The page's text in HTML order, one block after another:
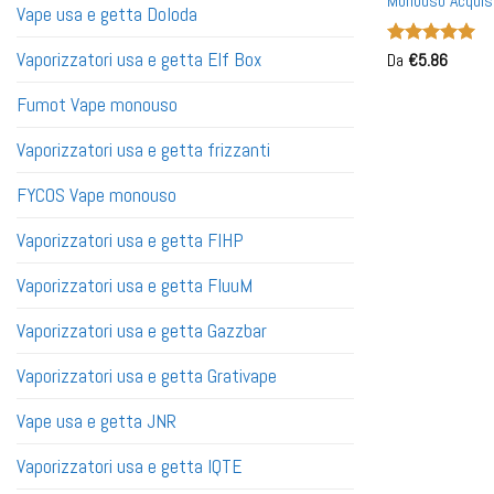
Vape usa e getta Doloda
Vaporizzatori usa e getta Elf Box
Fumot Vape monouso
Vaporizzatori usa e getta frizzanti
FYCOS Vape monouso
Vaporizzatori usa e getta FIHP
Vaporizzatori usa e getta FluuM
Vaporizzatori usa e getta Gazzbar
Vaporizzatori usa e getta Grativape
Vape usa e getta JNR
Vaporizzatori usa e getta IQTE
a Doppia Maglia
Valutato
Da €5.86